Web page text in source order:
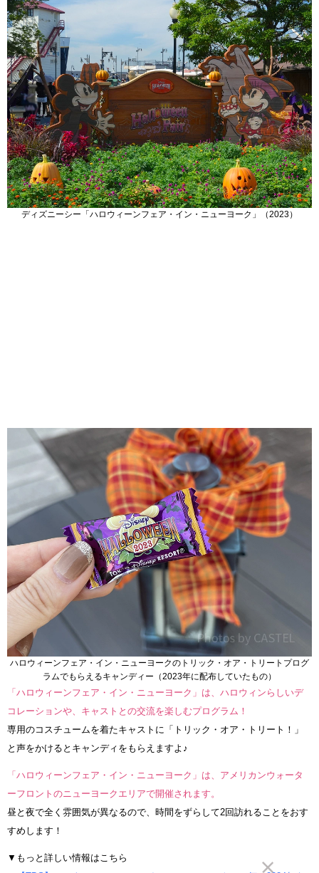
ディズニーシー「ハロウィーンフェア・イン・ニューヨーク」（2023）
ハロウィーンフェア・イン・ニューヨークのトリック・オア・トリートプログ
ラムでもらえるキャンディー（2023年に配布していたもの）
「ハロウィーンフェア・イン・ニューヨーク」は、ハロウィンらしいデ
コレーションや、キャストとの交流を楽しむプログラム！
専用のコスチュームを着たキャストに「トリック・オア・トリート！」
と声をかけるとキャンディをもらえますよ♪
「ハロウィーンフェア・イン・ニューヨーク」は、アメリカンウォータ
ーフロントのニューヨークエリアで開催されます。
昼と夜で全く雰囲気が異なるので、時間をずらして2回訪れることをおす
すめします！
▼もっと詳しい情報はこちら